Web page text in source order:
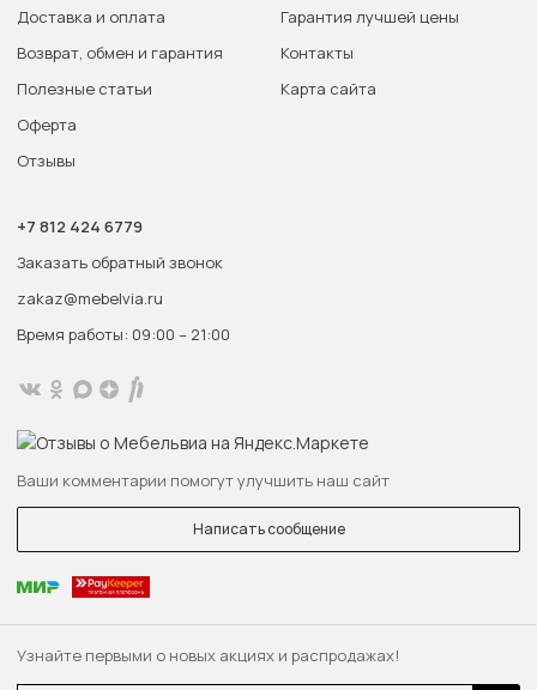
Узнайте первыми о новых акциях и распродажах!
Доставка и оплата
Возврат, обмен и гарантия
Полезные статьи
Оферта
Отзывы
Гарантия лучшей цены
Контакты
Карта сайта
+7 812 424 6779
Заказать обратный звонок
zakaz@mebelvia.ru
Время работы: 09:00 – 21:00
Ваши комментарии помогут улучшить наш сайт
Написать сообщение